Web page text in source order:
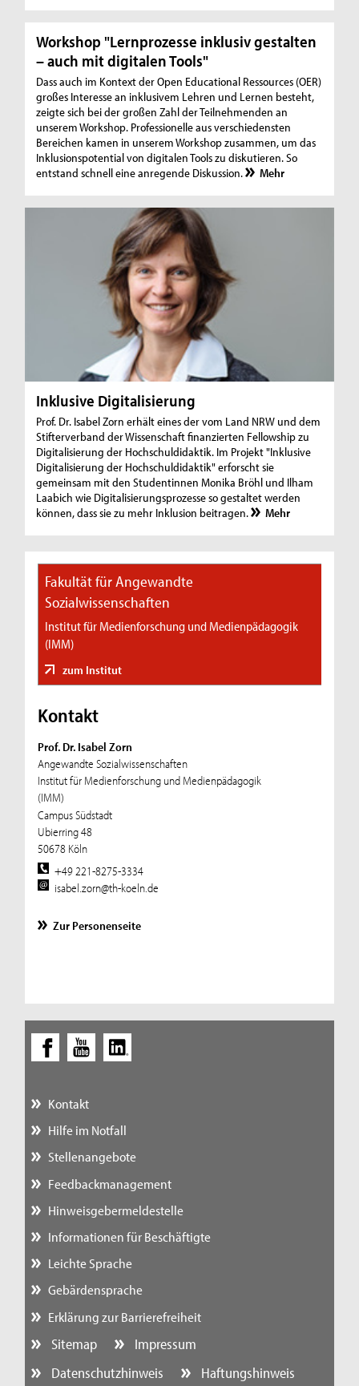
Workshop "Lernprozesse inklusiv gestalten
– auch mit digitalen Tools"
Dass auch im Kontext der Open Educational Ressources (OER)
großes Interesse an inklusivem Lehren und Lernen besteht,
zeigte sich bei der großen Zahl der Teilnehmenden an
unserem Workshop. Professionelle aus verschiedensten
Bereichen kamen in unserem Workshop zusammen, um das
Inklusionspotential von digitalen Tools zu diskutieren. So
entstand schnell eine anregende Diskussion.
Mehr
Inklusive Digitalisierung
Prof. Dr. Isabel Zorn erhält eines der vom Land NRW und dem
Stifterverband der Wissenschaft finanzierten Fellowship zu
Digitalisierung der Hochschuldidaktik. Im Projekt "Inklusive
Digitalisierung der Hochschuldidaktik" erforscht sie
gemeinsam mit den Studentinnen Monika Bröhl und Ilham
Laabich wie Digitalisierungsprozesse so gestaltet werden
können, dass sie zu mehr Inklusion beitragen.
Mehr
Fakultät für Angewandte
Sozialwissenschaften
Institut für Medienforschung und Medienpädagogik
(IMM)
zum Institut
Kontakt
Prof. Dr. Isabel Zorn
Angewandte Sozialwissenschaften
Institut für Medienforschung und Medienpädagogik
(IMM)
Campus Südstadt
Ubierring 48
50678 Köln
+49 221-8275-3334
isabel.zorn@th-koeln.de
Zur Personenseite
Kontakt
Hilfe im Notfall
Stellenangebote
Feedbackmanagement
Hinweisgebermeldestelle
Informationen für Beschäftigte
Leichte Sprache
Gebärdensprache
Erklärung zur Barrierefreiheit
Sitemap
Impressum
Datenschutzhinweis
Haftungshinweis